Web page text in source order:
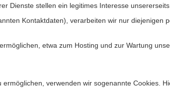
Dienste stellen ein legitimes Interesse unsererseits
Kontaktdaten), verarbeiten wir nur diejenigen
etwa zum Hosting und zur Wartung
verwenden wir sogenannte Cookies.